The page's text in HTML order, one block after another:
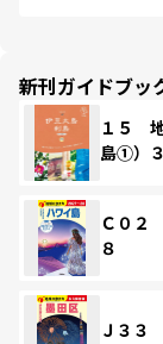
新刊ガイドブッ
１５
島①）
Ｃ０２
８
Ｊ３